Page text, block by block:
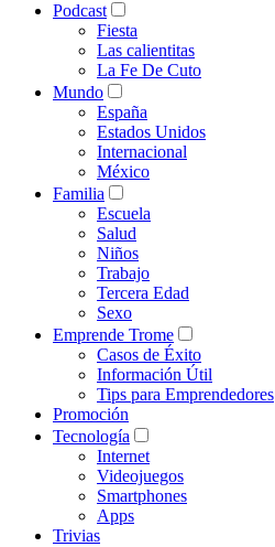
Podcast
Fiesta
Las calientitas
La Fe De Cuto
Mundo
España
Estados Unidos
Internacional
México
Familia
Escuela
Salud
Niños
Trabajo
Tercera Edad
Sexo
Emprende Trome
Casos de Éxito
Información Útil
Tips para Emprendedores
Promoción
Tecnología
Internet
Videojuegos
Smartphones
Apps
Trivias